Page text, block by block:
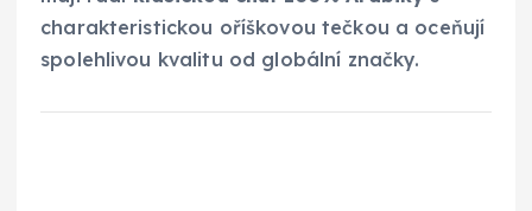
charakteristickou oříškovou tečkou a oceňují
spolehlivou kvalitu od globální značky.